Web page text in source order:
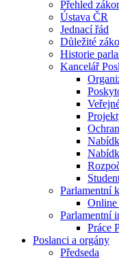
Přehled
Ústava ČR
Jednací řád
Důležité
Historie
Kancelář
Parlamentní
Online
Parlamentní
Práce
Poslanci a orgány
Předseda